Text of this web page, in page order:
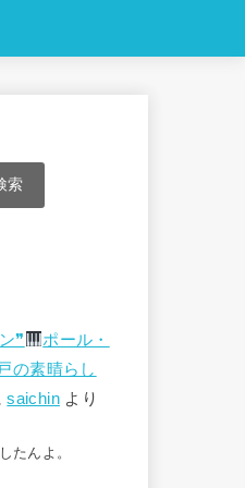
索
❞
ポール・
の素晴らし
saichinより
たんよ。